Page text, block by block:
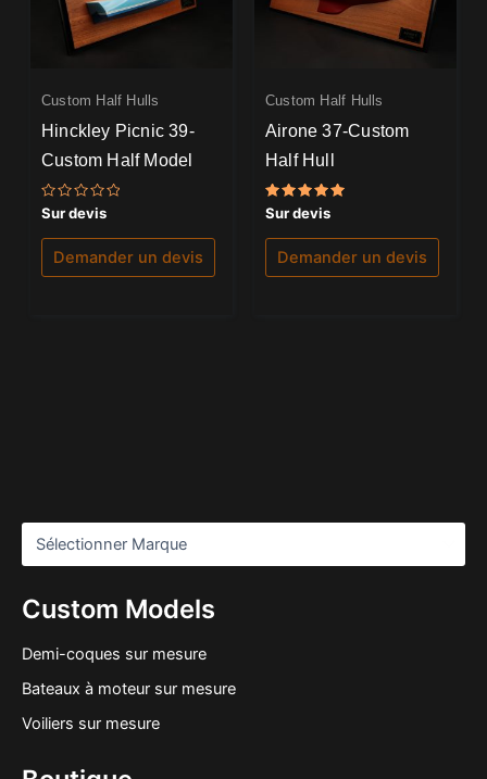
Custom Models
Demi-coques sur mesure
Bateaux à moteur sur mesure
Voiliers sur mesure
Custom Half Hulls
Hinckley Picnic 39-
Custom Half Model
Note
0
sur
Sur devis
Demander un devis
Custom Half Hulls
Airone 37-Custom
Half Hull
Note
5.00
sur 5
Sur devis
Demander un devis